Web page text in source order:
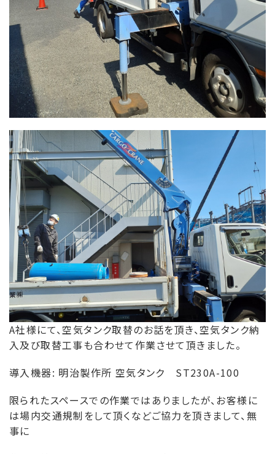
A社様にて、空気タンク取替のお話を頂き、空気タンク納
入及び取替工事も合わせて作業させて頂きました。
導入機器: 明治製作所 空気タンク ST230A-100
限られたスペースでの作業では ありましたが、お客様に
は場内交通規制をして頂くなどご協力を頂きまして、無
事に